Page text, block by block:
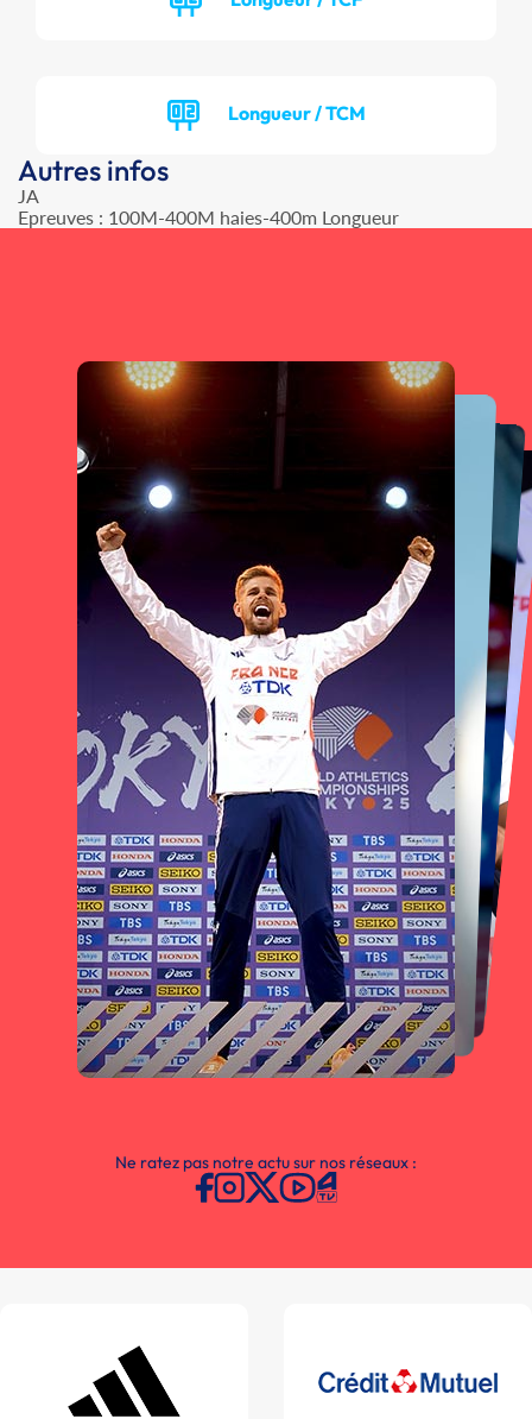
Longueur / TCM
Autres infos
JA
Epreuves : 100M-400M haies-400m Longueur
Ne ratez pas notre actu sur nos réseaux :